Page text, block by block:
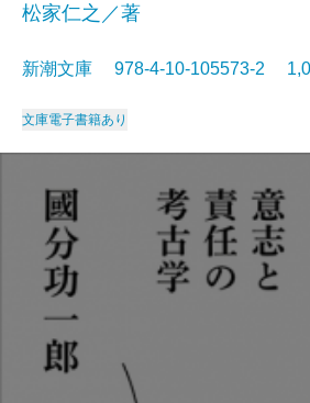
松家仁之／著
新潮文庫 978-4-10-105573-2
文庫電子書籍あり